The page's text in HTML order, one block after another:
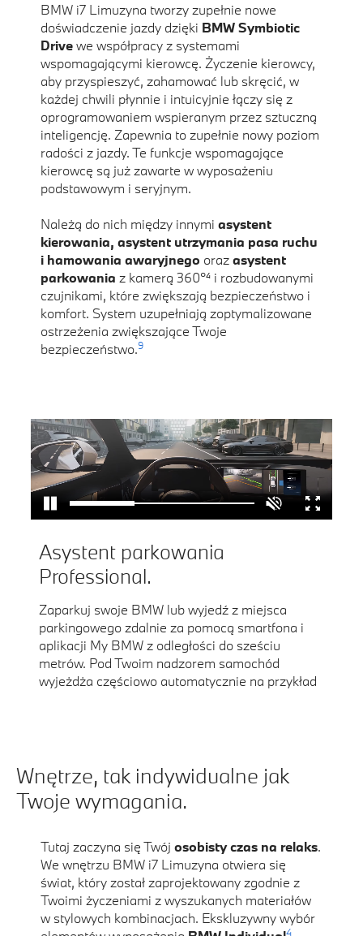
BMW i7 Limuzyna tworzy zupełnie nowe
doświadczenie jazdy dzięki BMW Symbiotic
Drivewe współpracy z systemami
wspomagającymi kierowcę. Życzenie kierowcy,
aby przyspieszyć, zahamować lub skręcić, w
każdej chwili płynnie i intuicyjnie łączy się z
oprogramowaniem wspieranym przez sztuczną
inteligencję. Zapewnia to zupełnie nowy poziom
radości z jazdy. Te funkcje wspomagające
kierowcę są już zawarte w wyposażeniu
podstawowym i seryjnym.
Należą do nich między innymi asystent
kierowania, asystent utrzymania pasa ruchu
i hamowania awaryjnego orazasystent
parkowania z kamerą 360°⁴ i rozbudowanymi
czujnikami, które zwiększają bezpieczeństwo i
komfort. System uzupełniają zoptymalizowane
ostrzeżenia zwiększające Twoje
bezpieczeństwo.9
Asystent parkowania
Professional.
Zaparkuj swoje BMW lub wyjedź z miejsca
parkingowego zdalnie za pomocą smartfona i
aplikacji My BMW z odległości do sześciu
metrów. Pod Twoim nadzorem samochód
wyjeżdża częściowo automatycznie na przykład
Wnętrze, tak indywidualne jak
Twoje wymagania.
Tutaj zaczyna się Twój osobisty czas na relaks.
We wnętrzu BMW i7 Limuzyna otwiera się
świat, który został zaprojektowany zgodnie z
Twoimi życzeniami z wyszukanych materiałów
w stylowych kombinacjach. Ekskluzywny wybór
4